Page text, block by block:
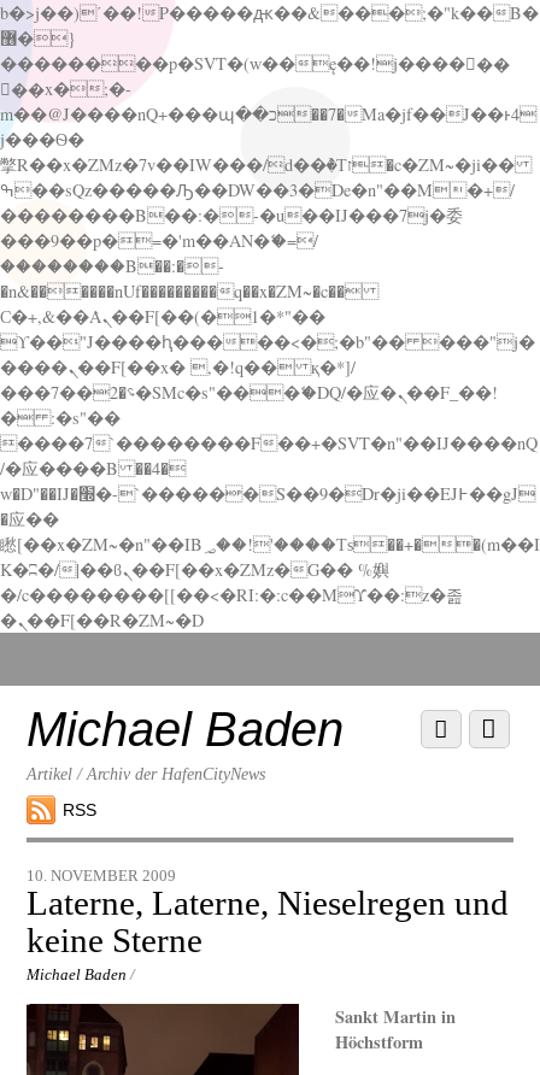
b�>j��)΄��!P�����ԫ��&���;�"k��B�
޶�}
��������p�SVT�(w��ę��!j������
��x�;�-
m��@J����nQ+���պ��כ��7�Ma�jf��J��ͱ4
j���Ѳ�
撆R��x�ZMz�7v��IW���/d��ٞ�Тז�c�ZM~�ji��
ߒ��sQz�����Ԡ��DW��3�De�n"��M�+/
��������B��:�-�u��IJ���7j�委
���9��p�=�'m��AN�ޭ�=/
��������B��:�-
�n&������nUf���������q��x�ZM~�c��
Ϲ�+,&��Ὰܢ��F[��(�1�*"��
ϒ��"J����ԧ�����<�;�b"�� ���"j�
����ܢ��F[��x� ,�!q�� қ�*]/
���؝�2��7�SMc�s"���ޭ�DQ/�应�ܢ��F_��!
� :�s"��
����7`��������F��+�SVT�n"��IJ����nQ
/�应����B ��4�
w�D"��IJ�׭�-`������S��9�Dr�ji��EJ߅��gJ
�应��
矁[��x�ZM~�n"��IB؃��!'����Тѕ��+��(m��I
K�ʭ�/|��ϐܢ��F[��x�ZMz�G�� %嬩
�/c��������[[��<�RI:�:c��MΎ��:z�졾
�ܢ��F[��R�ZM~�D
down
contentMichael Baden
Artikel / Archiv der HafenCityNews
RSS
Menu
Scroll
down
10. NOVEMBER 2009
Laterne, Laterne, Nieselregen und
keine Sterne
Michael Baden /
Sankt Martin in
Höchstform